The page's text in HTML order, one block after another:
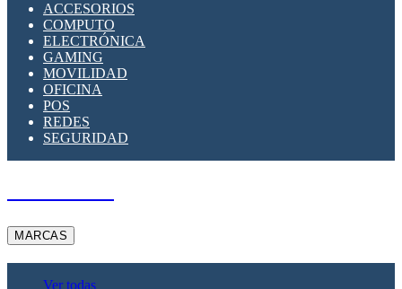
SUPRESOR DE TRANSIENTES SPDS PARA
APLICACIONES FOTOVOLTAICAS
ACCESORIOS
COMPUTO
ELECTRÓNICA
GAMING
MOVILIDAD
OFICINA
POS
REDES
SEGURIDAD
MARCAS
Ver todas